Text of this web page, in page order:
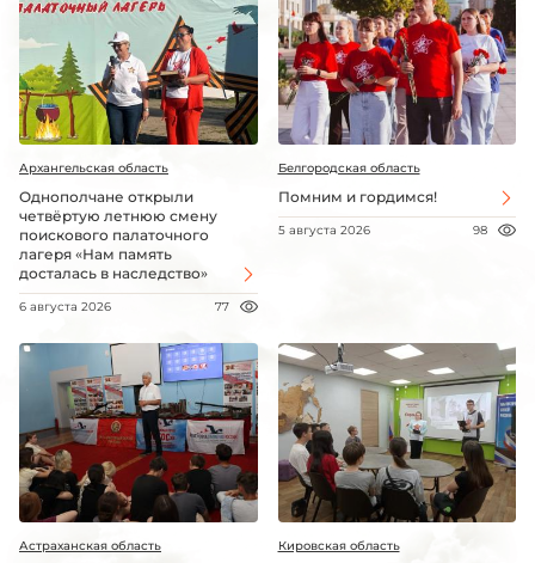
Архангельская область
Однополчане открыли
четвёртую летнюю смену
поискового палаточного
лагеря «Нам память
досталась в наследство»
6 августа 2026 77
Белгородская область
Помним и гордимся!
5 августа 2026 98
Астраханская область Кировская область